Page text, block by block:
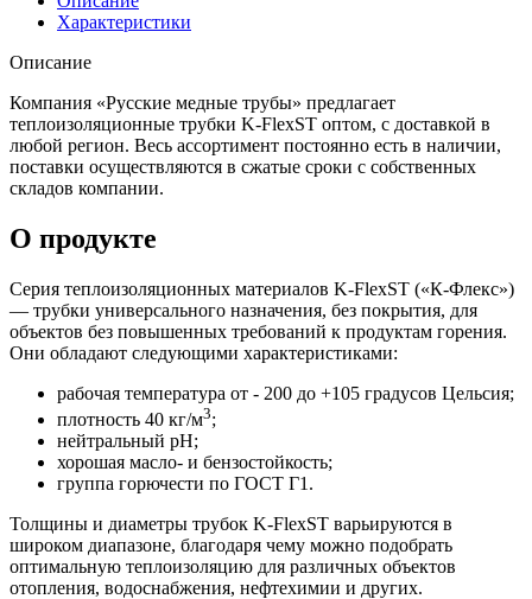
Характеристики
Описание
Компания «Русские медные трубы» предлагает
теплоизоляционные трубки K-FlexST оптом, с доставкой в
любой регион. Весь ассортимент постоянно есть в наличии,
поставки осуществляются в сжатые сроки с собственных
складов компании.
О продукте
Серия теплоизоляционных материалов K-FlexST («К-Флекс»)
— трубки универсального назначения, без покрытия, для
объектов без повышенных требований к продуктам горения.
Они обладают следующими характеристиками:
рабочая температура от - 200 до +105 градусов Цельсия;
плотность 40 кг/м3;
нейтральный pH;
хорошая масло- и бензостойкость;
группа горючести по ГОСТ Г1.
Толщины и диаметры трубок K-FlexST варьируются в
широком диапазоне, благодаря чему можно подобрать
оптимальную теплоизоляцию для различных объектов
отопления, водоснабжения, нефтехимии и других.